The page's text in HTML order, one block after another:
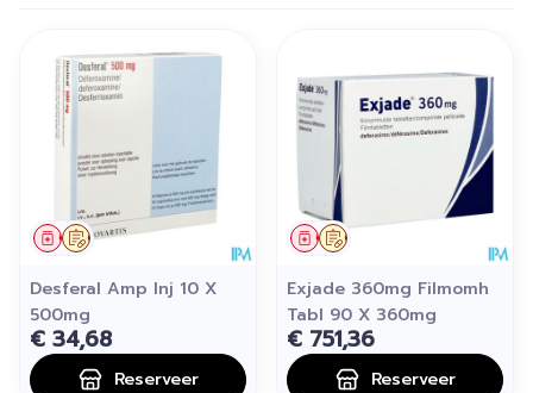
Op voorschrift
Geneesmiddel
Desferal Amp Inj 10 X
500mg
€ 34,68
Reserveer
Op voorschrift
Geneesmiddel
Exjade 360mg Filmomh
Tabl 90 X 360mg
€ 751,36
Reserveer